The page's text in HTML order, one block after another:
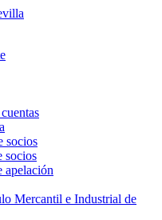
socios
socios
apelación
Mercantil e Industrial de